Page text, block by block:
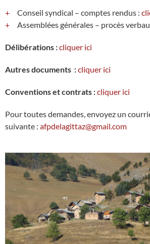
Conseil syndical – comptes rendus :
Assemblées générales – procès
Délibérations :cliquer ici
Autres documents :cliquer ici
Conventions et contrats :cliquer ici
Pour toutes demandes, envoyez un
suivante : afpdelagittaz@gmail.com